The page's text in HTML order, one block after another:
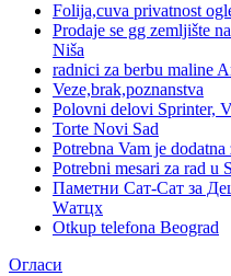
Folija,cuva privatnost
Prodaje se gg zemljište
Niša
radnici za berbu maline
Veze,brak,poznanstva
Polovni delovi Sprinter,
Torte Novi Sad
Potrebna Vam je dodatna
Potrebni mesari za rad u
Паметни Сат-Сат за
Wатцх
Otkup telefona Beograd
Огласи